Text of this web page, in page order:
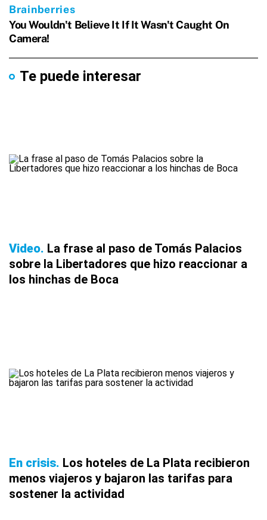
Te puede interesar
Video La frase al paso de Tomás Palacios
sobre la Libertadores que hizo reaccionar a
los hinchas de Boca
En crisis Los hoteles de La Plata recibieron
menos viajeros y bajaron las tarifas para
sostener la actividad